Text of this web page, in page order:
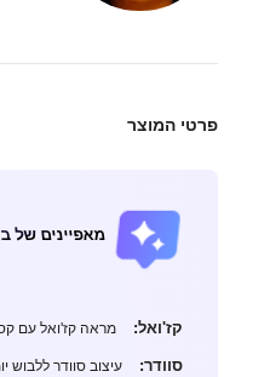
פרטי המוצר
מאפיינים של
קז'ואל: מראה קז'ואל עם
סוודר: עיצוב סוודר ללבוש